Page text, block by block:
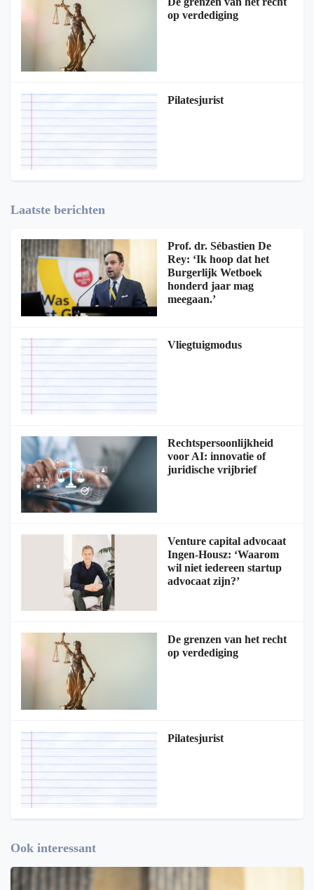
op verdediging
Pilatesjurist
Laatste berichten
Prof. dr. Sébastien De
Rey: ‘Ik hoop dat het
Burgerlijk Wetboek
honderd jaar mag
meegaan.’
Vliegtuigmodus
Rechtspersoonlijkheid
voor AI: innovatie of
juridische vrijbrief
Venture capital advocaat
Ingen-Housz: ‘Waarom
wil niet iedereen startup
advocaat zijn?’
De grenzen van het recht
op verdediging
Pilatesjurist
Ook interessant